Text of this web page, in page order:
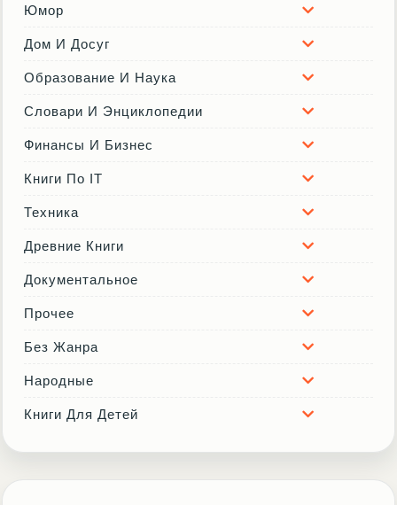
Юмор
Дом И Досуг
Образование И Наука
Словари И Энциклопедии
Финансы И Бизнес
Книги По IT
Техника
Древние Книги
Документальное
Прочее
Без Жанра
Народные
Книги Для Детей